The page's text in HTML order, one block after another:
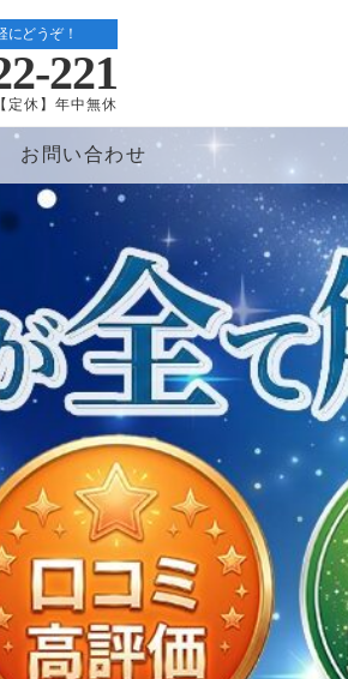
にどうぞ！
221
休】年中無休
お問い合わせ